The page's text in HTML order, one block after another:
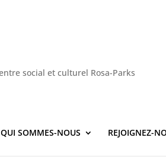
QUI SOMMES-NOUS REJOIGNEZ-